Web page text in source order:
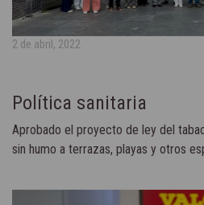
2 de abril, 2022
Política sanitaria
Aprobado el proyecto de ley del
sin humo a terrazas, playas y otros